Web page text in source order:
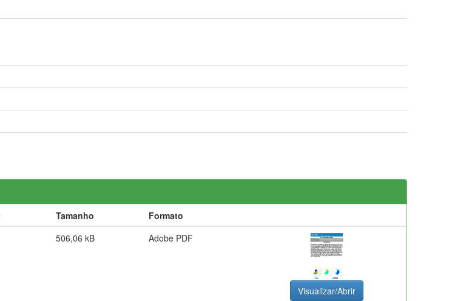
Tamanho
Formato
506,06 kB Adobe PDF
Visualizar/Abrir